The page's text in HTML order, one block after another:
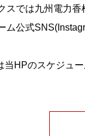
スでは九州電力
ム公式
HPのスケジュー